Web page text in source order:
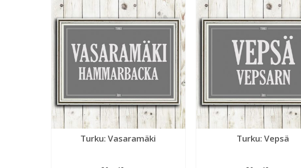
Turku: Vasaramäki Turku: Vepsä